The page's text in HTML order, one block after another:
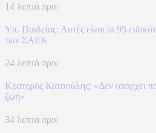
14 λεπτά πριν
Υπ. Παιδείας: Αυτές είναι οι 95
των ΣΑΕΚ
24 λεπτά πριν
Κρατερός Κατσούλης: «Δεν υπάρχει
ζωή»
34 λεπτά πριν